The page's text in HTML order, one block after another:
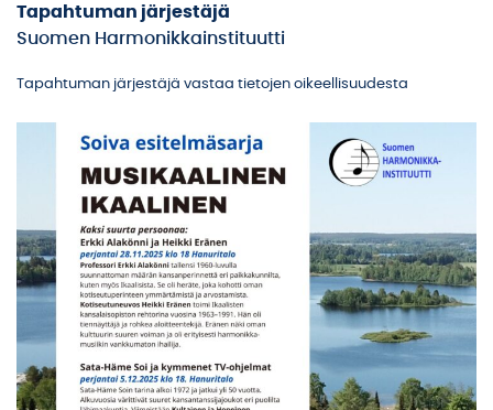
Tapahtuman järjestäjä
Suomen Harmonikkainstituutti
Tapahtuman järjestäjä vastaa tietojen oikeellisuudesta